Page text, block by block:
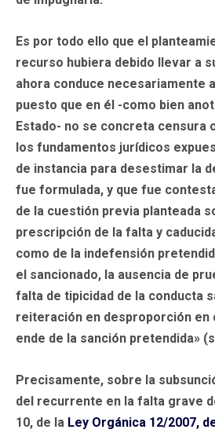
Es por todo ello que el
recurso hubiera debido llevar a
ahora conduce necesariamente
puesto que en él -como bien
Estado- no se concreta censura
los fundamentos jurídicos
de instancia para desestimar la
fue formulada, y que fue
de la cuestión previa planteada
prescripción de la falta y
como de la indefensión
el sancionado, la ausencia de
falta de tipicidad de la conducta
reiteración en desproporción en
ende de la sanción pretendida»
Precisamente, sobre la
del recurrente en la falta grave
10, de la Ley Orgánica 12/2007,